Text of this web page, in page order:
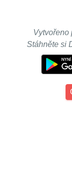
Vytvořeno
Stáhněte si